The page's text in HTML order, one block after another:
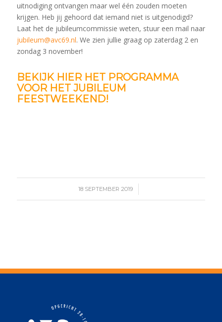
uitnodiging ontvangen maar wel één zouden moeten
krijgen. Heb jij gehoord dat iemand niet is uitgenodigd?
Laat het de jubileumcommissie weten, stuur een mail naar
jubileum@avc69.nl. We zien jullie graag op zaterdag 2 en
zondag 3 november!
BEKIJK HIER HET PROGRAMMA
VOOR HET JUBILEUM
FEESTWEEKEND!
18 SEPTEMBER 2019
/